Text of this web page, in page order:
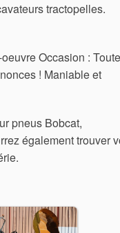
tractopelles.
Occasion : Toute
! Maniable et
pneus Bobcat,
également trouver